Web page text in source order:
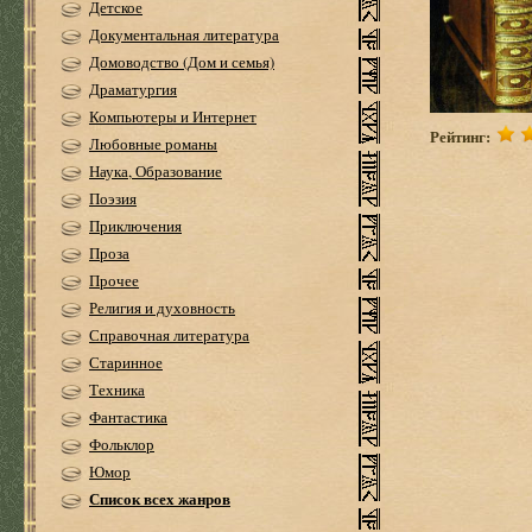
Детское
Документальная литература
Домоводство (Дом и семья)
Драматургия
Компьютеры и Интернет
Любовные романы
Наука, Образование
Поэзия
Приключения
Проза
Прочее
Религия и духовность
Справочная литература
Старинное
Техника
Фантастика
Фольклор
Юмор
Список всех жанров
Рейтинг: